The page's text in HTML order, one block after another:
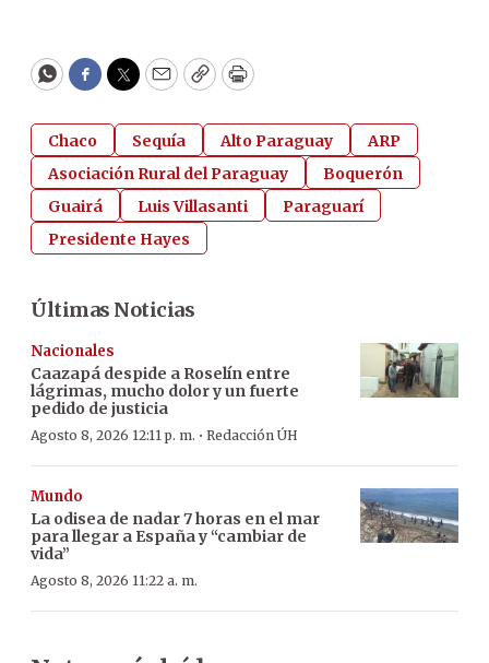
WhatsApp
Facebook
Twitter
EmailCopyPrint
Chaco Sequía Alto Paraguay
ARP
Asociación Rural del Paraguay
Boquerón
Guairá
Luis Villasanti
Paraguarí
Presidente Hayes
Últimas Noticias
Nacionales
Caazapá despide a Roselín entre
lágrimas, mucho dolor y un fuerte
pedido de justicia
Agosto 8, 2026 12:11 p. m. · Redacción ÚH
Mundo
La odisea de nadar 7 horas en el mar
para llegar a España y “cambiar de
vida”
Agosto 8, 2026 11:22 a. m.